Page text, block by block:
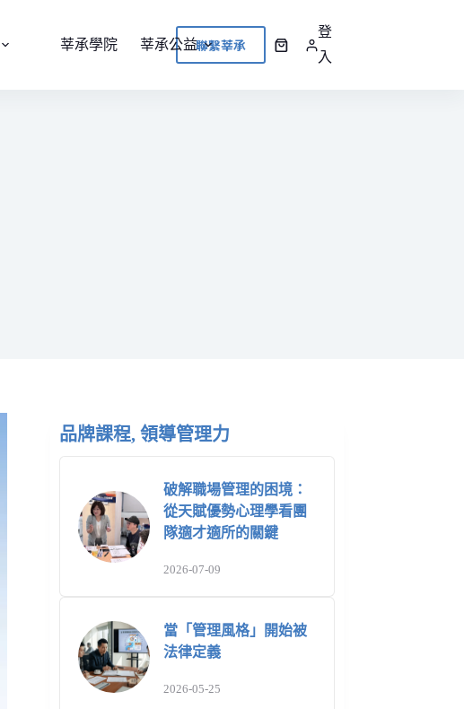
莘承學院 莘承公益聯繫莘承
登
入
品牌課程, 領導管理力
破解職場管理的困境：
從天賦優勢心理學看團
隊適才適所的關鍵
2026-07-09
當「管理風格」開始被
法律定義
2026-05-25